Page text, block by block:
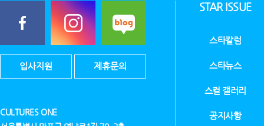
입사지원 제휴문의
CULTURES ONE
STAR ISSUE
스타칼럼
스타뉴스
스컬 갤러리
공지사항